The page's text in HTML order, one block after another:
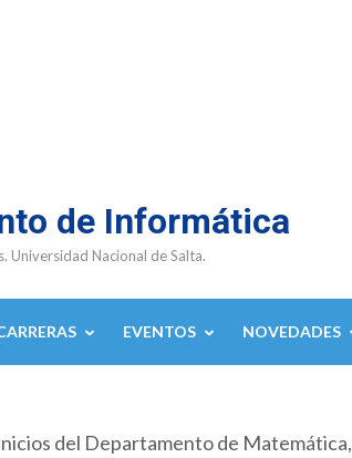
de Informática
Universidad Nacional de Salta.
EVENTOS NOVEDADES
del Departamento de Matemática,